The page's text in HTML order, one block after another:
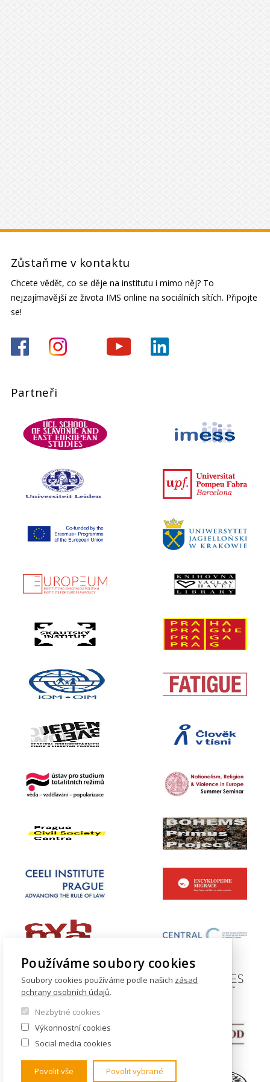
Zůstaňme v kontaktu
Chcete vědět, co se děje na institutu i mimo něj? To
nejzajímavější ze života IMS online na sociálních sítích. Připojte
se!
Partneři
Používáme soubory cookies
Soubory cookies používáme podle našich zásad
ochrany osobních údajů.
Nezbytné cookies
Výkonnostní cookies
Social media cookies
Povolit vše Povolit vybrané